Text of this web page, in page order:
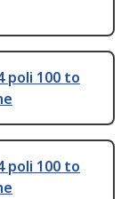
poli 100 to
poli 100 to